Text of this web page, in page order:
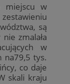
miejscu w
są
zmalała
w
na79,5 tys.
co daje
skali kraju